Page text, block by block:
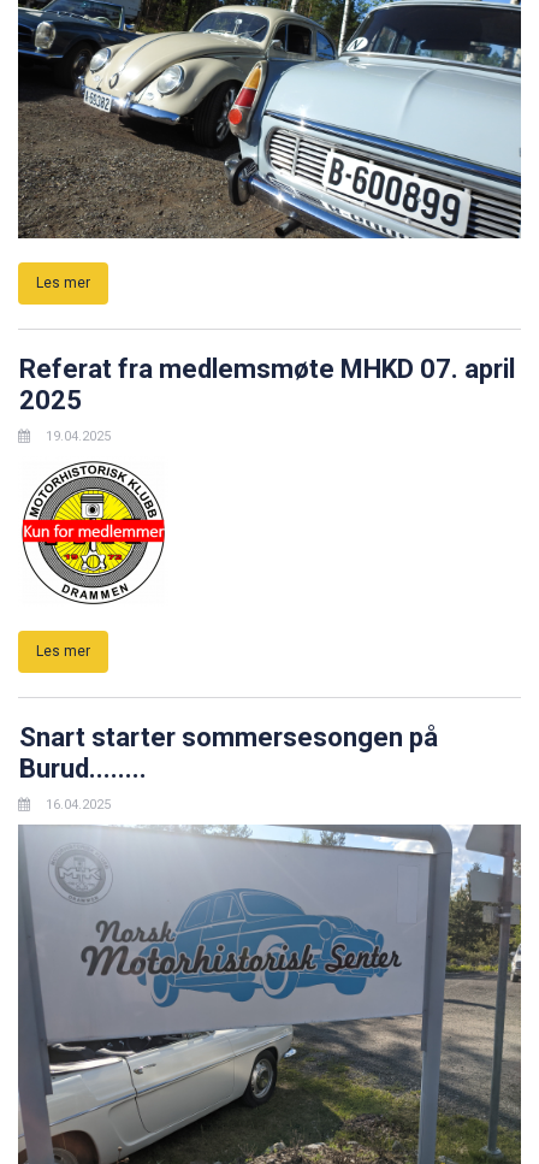
Les mer
Referat fra medlemsmøte MHKD 07. april
2025
19.04.2025
Les mer
Snart starter sommersesongen på
Burud........
16.04.2025